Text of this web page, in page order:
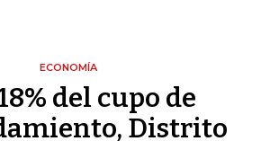
ECONOMÍA
del cupo de
Distrito